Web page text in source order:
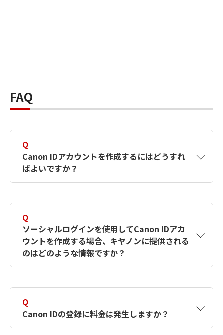
FAQ
Q
Canon IDアカウントを作成するにはどうすれ
ばよいですか？
す。詳しい作成方法は【カメラ】Canon IDとは
何ですか？Canon IDの作成方法は？をご確認く
ださい。
Q
ソーシャルログインを使用してCanon IDアカ
ウントを作成する場合、キヤノンに提供される
のはどのような情報ですか？
択したサービスから取得します。アカウントを
簡単に作成できるように、この情報を使用して
Canon IDの登録フォームを入力します。
Q
Canon IDの登録に料金は発生しますか？